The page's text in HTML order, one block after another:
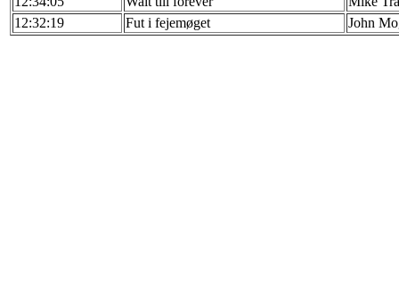
12:32:19
Fut i fejemøget John